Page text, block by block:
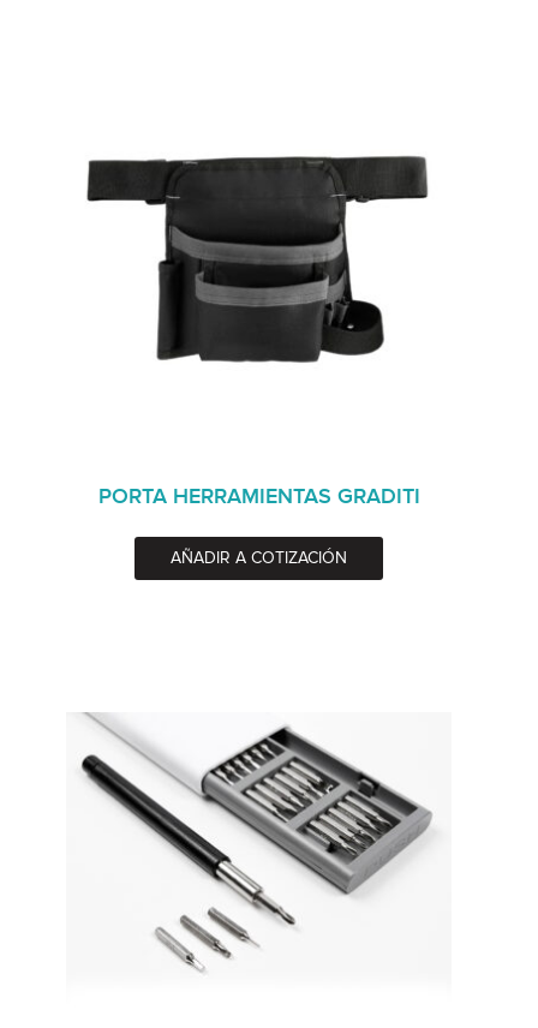
PORTA HERRAMIENTAS GRADITI
AÑADIR A COTIZACIÓN